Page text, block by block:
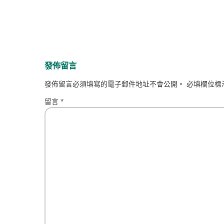
發佈留言
發佈留言必須填寫的電子郵件地址不會公開。 必填欄位
留言 *